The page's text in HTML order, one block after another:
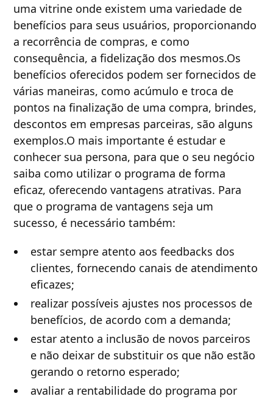
uma vitrine onde existem uma variedade de
benefícios para seus usuários, proporcionando
a recorrência de compras, e como
consequência, a fidelização dos mesmos.Os
benefícios oferecidos podem ser fornecidos de
várias maneiras, como acúmulo e troca de
pontos na finalização de uma compra, brindes,
descontos em empresas parceiras, são alguns
exemplos.O mais importante é estudar e
conhecer sua persona, para que o seu negócio
saiba como utilizar o programa de forma
eficaz, oferecendo vantagens atrativas. Para
que o programa de vantagens seja um
sucesso, é necessário também:
estar sempre atento aos feedbacks dos
clientes, fornecendo canais de atendimento
eficazes;
realizar possíveis ajustes nos processos de
benefícios, de acordo com a demanda;
estar atento a inclusão de novos parceiros
e não deixar de substituir os que não estão
gerando o retorno esperado;
avaliar a rentabilidade do programa por